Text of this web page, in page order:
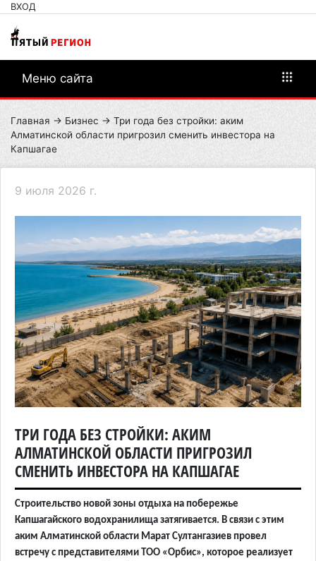
ВХОД
Меню сайта
Главная → Бизнес → Три года без стройки: аким
Алматинской области пригрозил сменить инвестора на
Капшагае
9 июля 2026 г.
ТРИ ГОДА БЕЗ СТРОЙКИ: АКИМ
АЛМАТИНСКОЙ ОБЛАСТИ ПРИГРОЗИЛ
СМЕНИТЬ ИНВЕСТОРА НА КАПШАГАЕ
Строительство новой зоны отдыха на побережье
Капшагайского водохранилища затягивается. В связи с этим
аким Алматинской области Марат Султангазиев провел
встречу с представителями ТОО «Орбис», которое реализует